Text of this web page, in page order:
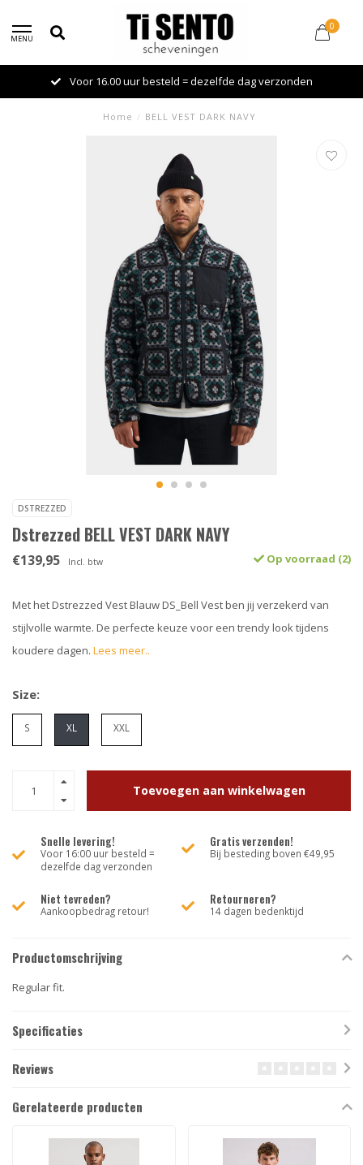
MENU
0
Voor 16.00 uur besteld = dezelfde dag verzonden
Home / BELL VEST DARK NAVY
DSTREZZED
Dstrezzed BELL VEST DARK NAVY
€139,95 Incl. btw Op voorraad (2)
Met het Dstrezzed Vest Blauw DS_Bell Vest ben jij verzekerd van
stijlvolle warmte. De perfecte keuze voor een trendy look tijdens
koudere dagen. Lees meer..
Size:
S XL XXL
Toevoegen aan winkelwagen
Snelle levering!
Voor 16:00 uur besteld =
dezelfde dag verzonden
Gratis verzenden!
Bij besteding boven €49,95
Niet tevreden?
Aankoopbedrag retour!
Retourneren?
14 dagen bedenktijd
Productomschrijving
Regular fit.
Specificaties
Reviews
Gerelateerde producten